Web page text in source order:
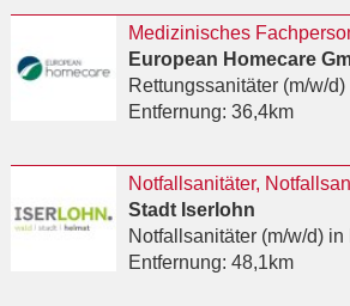
Medizinisches
European Homecare
Rettungssanitäter (m/w/d)
Entfernung: 36,4km
Stadt Iserlohn
Notfallsanitäter (m/w/d)in
Entfernung: 48,1km